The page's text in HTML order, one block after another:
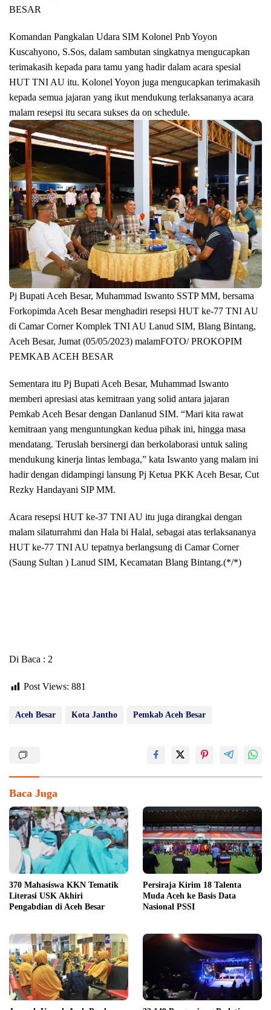
BESAR
Komandan Pangkalan Udara SIM Kolonel Pnb Yoyon
Kuscahyono, S.Sos, dalam sambutan singkatnya mengucapkan
terimakasih kepada para tamu yang hadir dalam acara spesial
HUT TNI AU itu. Kolonel Yoyon juga mengucapkan terimakasih
kepada semua jajaran yang ikut mendukung terlaksananya acara
malam resepsi itu secara sukses da on schedule.
Pj Bupati Aceh Besar, Muhammad Iswanto SSTP MM, bersama
Forkopimda Aceh Besar menghadiri resepsi HUT ke-77 TNI AU
di Camar Corner Komplek TNI AU Lanud SIM, Blang Bintang,
Aceh Besar, Jumat (05/05/2023) malamFOTO/ PROKOPIM
PEMKAB ACEH BESAR
Sementara itu Pj Bupati Aceh Besar, Muhammad Iswanto
memberi apresiasi atas kemitraan yang solid antara jajaran
Pemkab Aceh Besar dengan Danlanud SIM. “Mari kita rawat
kemitraan yang menguntungkan kedua pihak ini, hingga masa
mendatang. Teruslah bersinergi dan berkolaborasi untuk saling
mendukung kinerja lintas lembaga,” kata Iswanto yang malam ini
hadir dengan didampingi lansung Pj Ketua PKK Aceh Besar, Cut
Rezky Handayani SIP MM.
Acara resepsi HUT ke-37 TNI AU itu juga dirangkai dengan
malam silaturrahmi dan Hala bi Halal, sebagai atas terlaksananya
HUT ke-77 TNI AU tepatnya berlangsung di Camar Corner
(Saung Sultan ) Lanud SIM, Kecamatan Blang Bintang.(*/*)
Di Baca : 2
Post Views: 881
Aceh Besar Kota Jantho Pemkab Aceh Besar
Baca Juga
370 Mahasiswa KKN Tematik
Literasi USK Akhiri
Pengabdian di Aceh Besar
Persiraja Kirim 18 Talenta
Muda Aceh ke Basis Data
Nasional PSSI